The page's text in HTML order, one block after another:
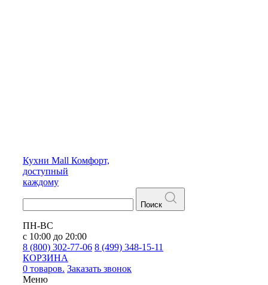
Кухни Mall Комфорт,
доступный
каждому
Поиск
ПН-ВС
с 10:00 до 20:00
8 (800) 302-77-06 8 (499) 348-15-11
КОРЗИНА
0 товаров. Заказать звонок
Меню